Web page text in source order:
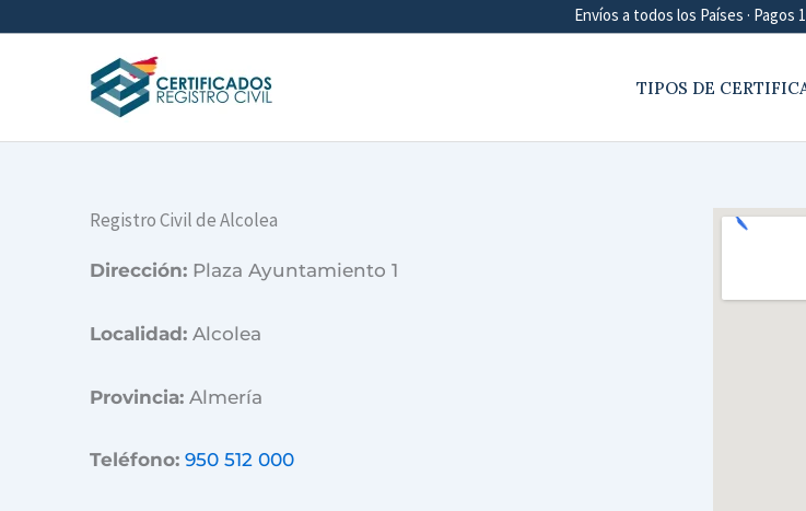
Envíos a todos los Países · Pagos
TIPOS DE
Registro Civil de Alcolea
Dirección: Plaza Ayuntamiento 1
Localidad: Alcolea
Provincia: Almería
Teléfono: 950 512 000